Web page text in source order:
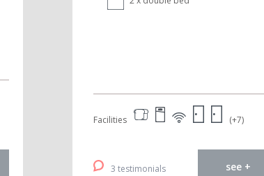
Facilities (+7)
3 testimonials see +